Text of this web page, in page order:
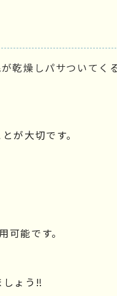
乾燥しパサついて
が大切です。
能です。
ょう‼